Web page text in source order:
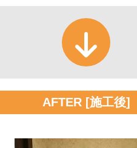
AFTER [施工後]